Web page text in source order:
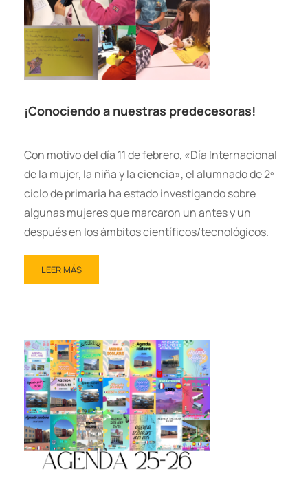
¡Conociendo a nuestras predecesoras!
Con motivo del día 11 de febrero, «Día Internacional
de la mujer, la niña y la ciencia», el alumnado de 2º
ciclo de primaria ha estado investigando sobre
algunas mujeres que marcaron un antes y un
después en los ámbitos científicos/tecnológicos.
LEER MÁS